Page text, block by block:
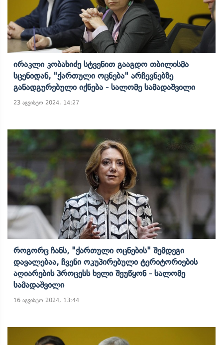
Ირაკლი Კობახიძე Სტვენით Გააგდო Თბილისმა
Სცენიდან, "ქართული Ოცნება" Არჩევნებზე
Განადგურებული Იქნება - Სალომე Სამადაშვილი
23 აგვისტო 2024, 14:27
Როგორც Ჩანს, "ქართული Ოცნების" Შემდეგი
Დავალებაა, Ჩვენი Ოკუპირებული Ტერიტორიების
Აღიარების Პროცესს Ხელი Შეუწყონ - Სალომე
Სამადაშვილი
16 აგვისტო 2024, 13:44